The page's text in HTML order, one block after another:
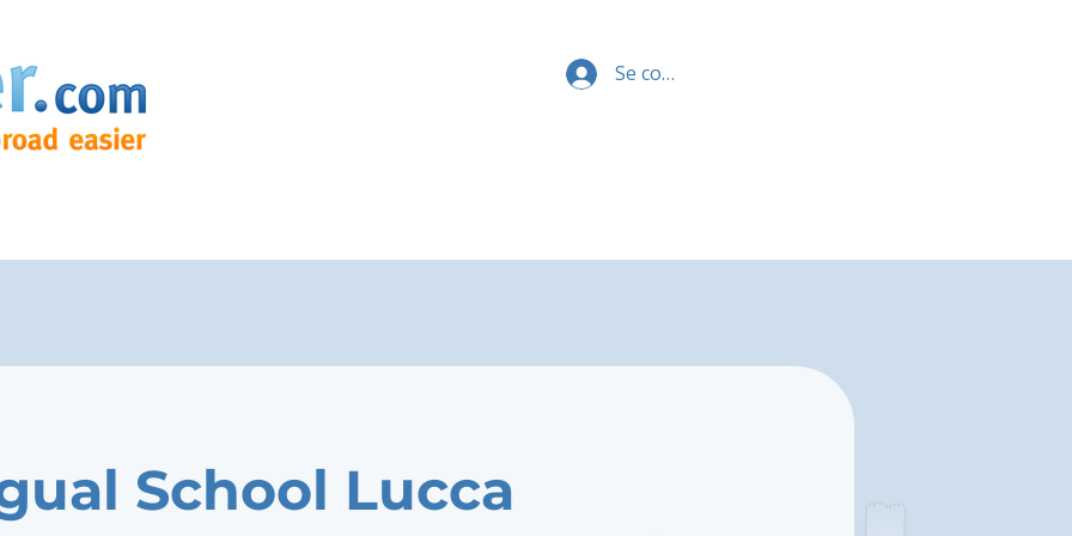
Se connecter
School Lucca